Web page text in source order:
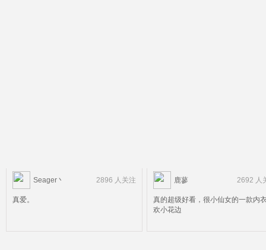
Seager丶 2896 人关注
真爱。
鹿蓼 2692 人
真的超级好看，很小仙女的一款内
欢小花边